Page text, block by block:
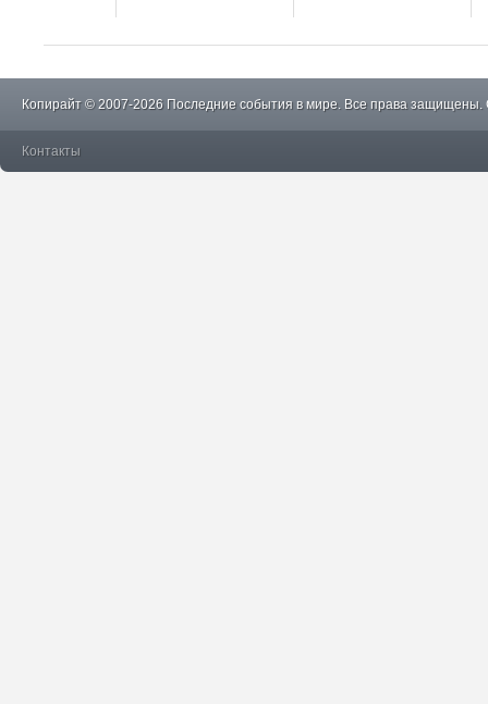
Копирайт © 2007-2026 Последние события в мире. Все права защищены.
Контакты